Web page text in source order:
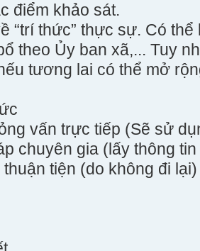
điểm khảo sát.
“trí thức” thực sự. Có
theo Ủy ban xã,... Tuy
tương lai có thể mở
vấn trực tiếp (Sẽ sử
chuyên gia (lấy thông
tiện (do không đi